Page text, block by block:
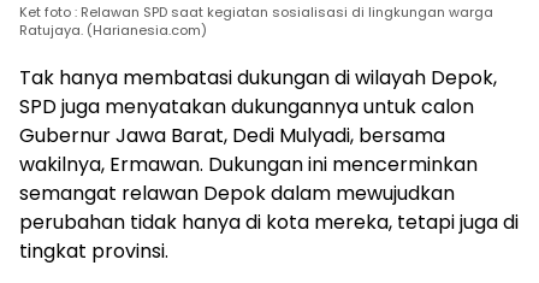
Ket foto : Relawan SPD saat kegiatan sosialisasi di lingkungan warga
Ratujaya. (Harianesia.com)
Tak hanya membatasi dukungan di wilayah Depok,
SPD juga menyatakan dukungannya untuk calon
Gubernur Jawa Barat, Dedi Mulyadi, bersama
wakilnya, Ermawan. Dukungan ini mencerminkan
semangat relawan Depok dalam mewujudkan
perubahan tidak hanya di kota mereka, tetapi juga di
tingkat provinsi.